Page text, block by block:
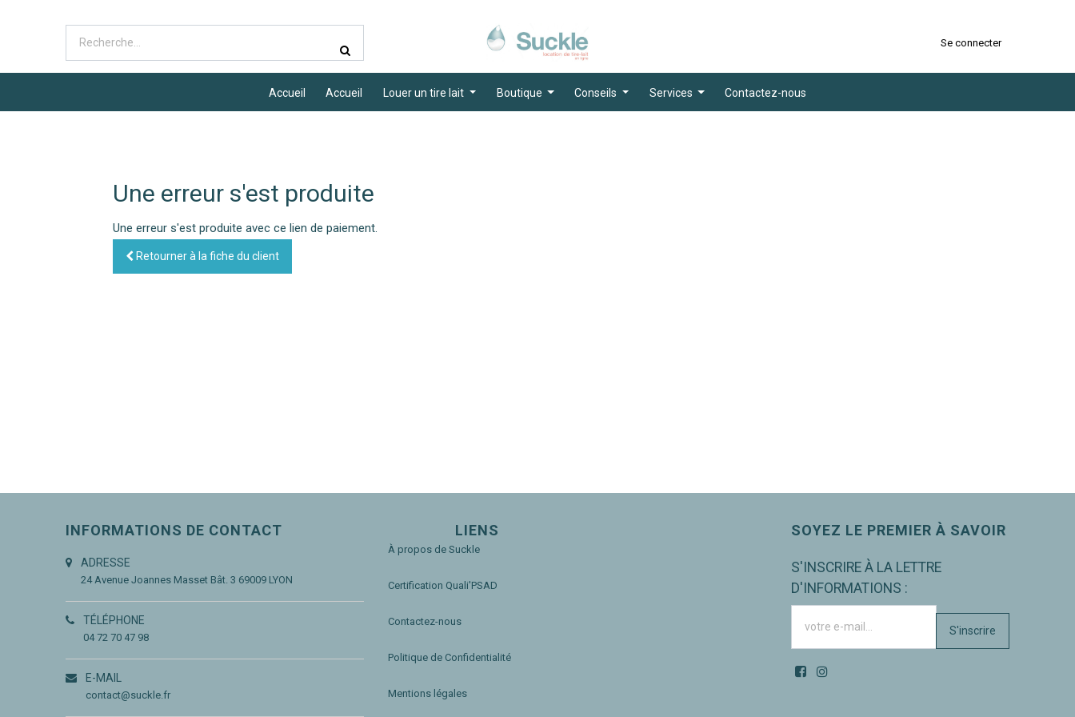
Se connecter
Accueil Accueil Louer un tire lait Boutique Conseils Services Contactez-nous
Une erreur s'est produite
Une erreur s'est produite avec ce lien de paiement.
Retourner à la fiche du client
INFORMATIONS DE CONTACT
ADRESSE
24 Avenue Joannes Masset Bât. 3 69009 LYON
TÉLÉPHONE
04 72 70 47 98
E-MAIL
contact@suckle.fr
LIENS
À propos de Suckle
Certification Quali'PSAD
Contactez-nous
Politique de Confidentialité
Mentions légales
SOYEZ LE PREMIER À SAVOIR
S'INSCRIRE À LA LETTRE
D'INFORMATIONS :
S'inscrire